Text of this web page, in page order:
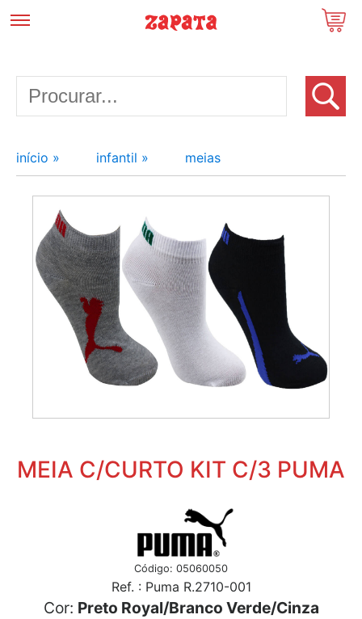
início » infantil » meias
MEIA C/CURTO KIT C/3 PUMA
Código: 05060050
Ref. : Puma R.2710-001
Cor: Preto Royal/Branco Verde/Cinza